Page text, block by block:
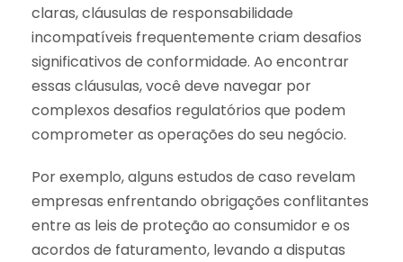
claras, cláusulas de responsabilidade
incompatíveis frequentemente criam desafios
significativos de conformidade. Ao encontrar
essas cláusulas, você deve navegar por
complexos desafios regulatórios que podem
comprometer as operações do seu negócio.
Por exemplo, alguns estudos de caso revelam
empresas enfrentando obrigações conflitantes
entre as leis de proteção ao consumidor e os
acordos de faturamento, levando a disputas